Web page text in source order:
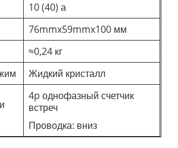
10 (40) а
76mmx59mmx100 мм
≈0,24 кг
Жидкий кристалл
4p однофазный счетчик
встреч
Проводка: вниз